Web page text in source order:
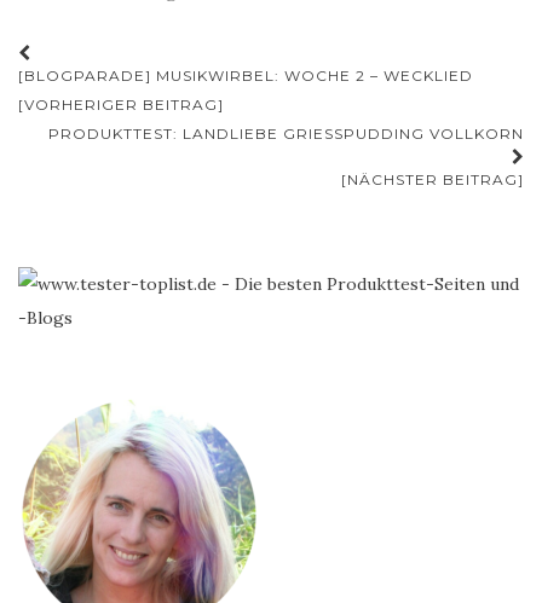
Beitrags-
Navigation
[BLOGPARADE] MUSIKWIRBEL: WOCHE 2 – WECKLIED
[VORHERIGER BEITRAG]
PRODUKTTEST: LANDLIEBE GRIESSPUDDING VOLLKORN
[NÄCHSTER BEITRAG]